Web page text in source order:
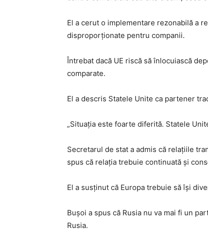
El a cerut o implementare rezonabilă a
disproporționate pentru companii.
Întrebat dacă UE riscă să înlocuiască
comparate.
El a descris Statele Unite ca partener
„Situația este foarte diferită. Statele
Secretarul de stat a admis că relațiile
spus că relația trebuie continuată și
El a susținut că Europa trebuie să își
Bușoi a spus că Rusia nu va mai fi un
Rusia.